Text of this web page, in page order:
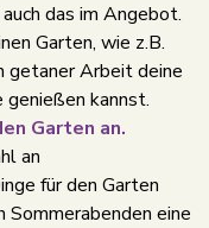
das im Angebot.
Garten, wie z.B.
getaner Arbeit deine
genießen kannst.
Garten an.
an
für den Garten
Sommerabenden eine